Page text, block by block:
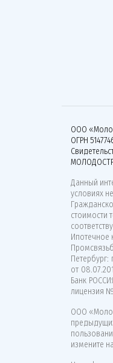
ООО
ОГРН
Данный
условиях
стоимости
Ипотечное
Петербург:
от
Банк
лицензия №
ООО
измените